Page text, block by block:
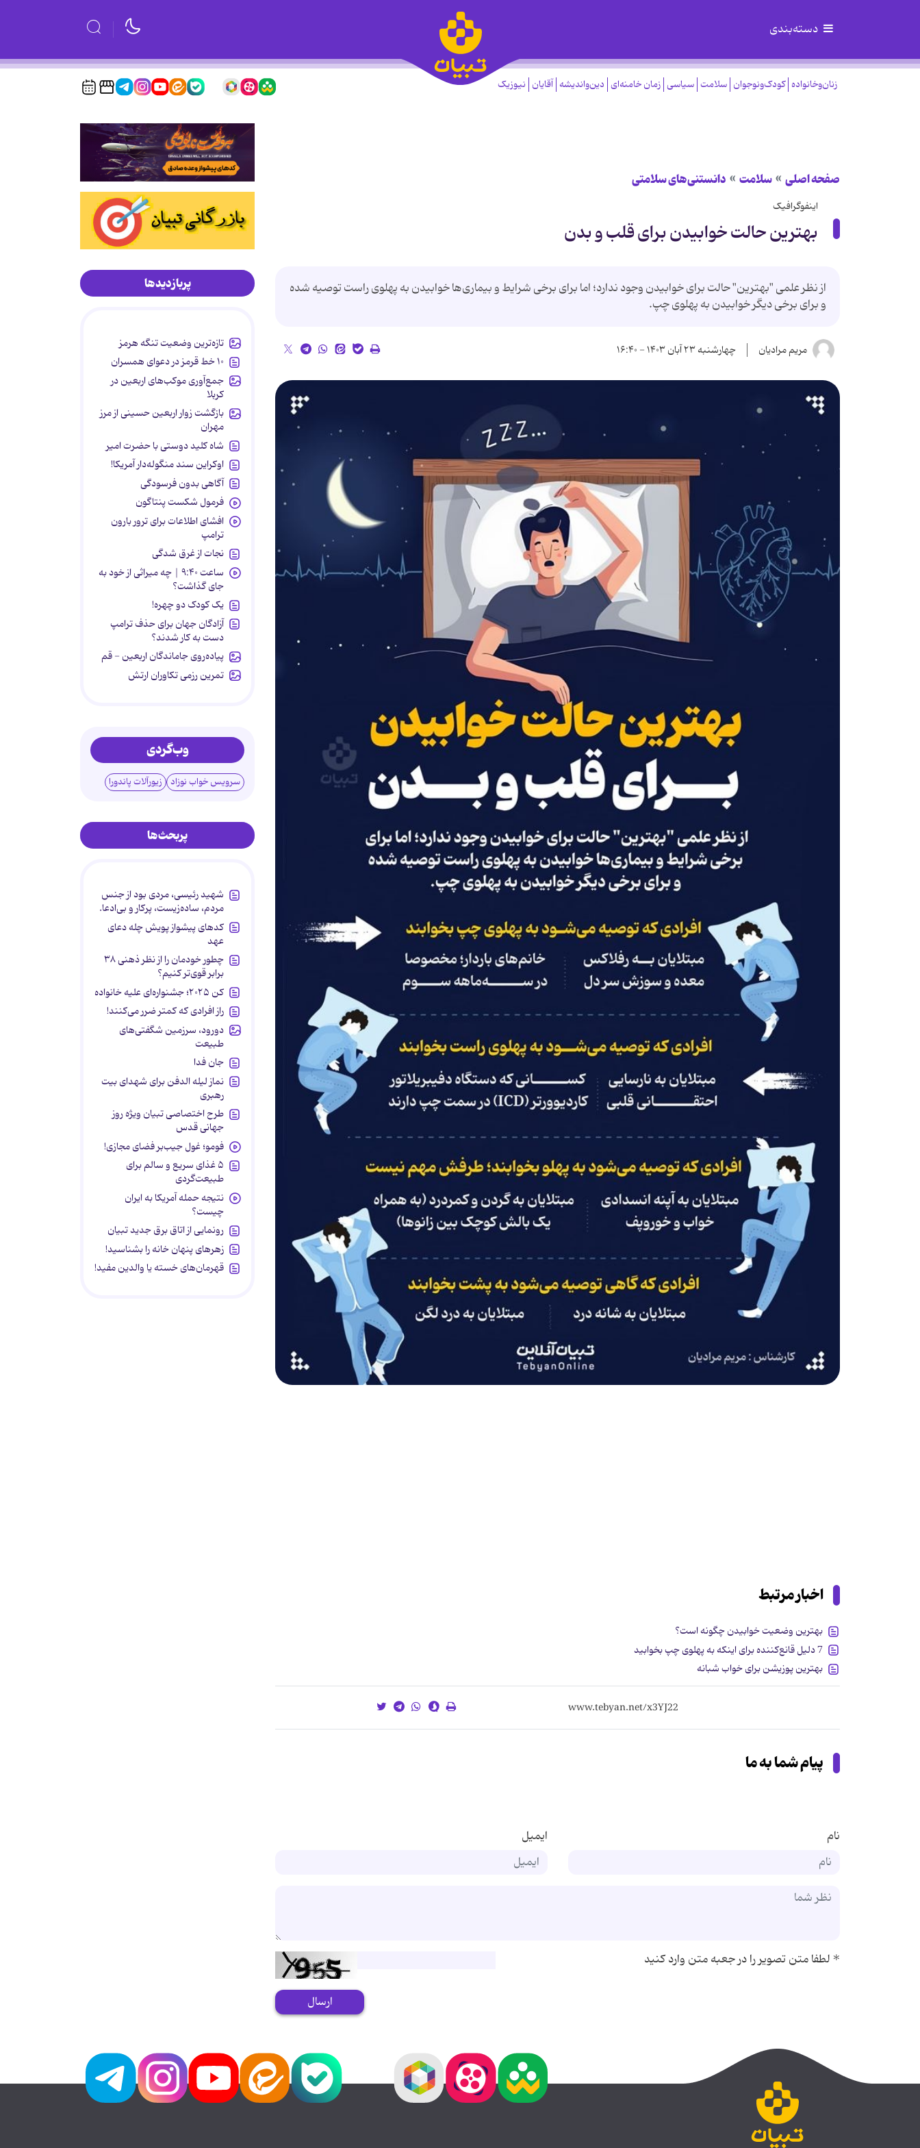
دسته‌بندی
زنان‌وخانواده کودک‌ونوجوان سلامت سیاسی زمان خامنه‌ای دین‌واندیشه آقایان نیوزیک
صفحه اصلی سلامت دانستنی‌های سلامتی
اینفوگرافیک
بهترین حالت خوابیدن برای قلب و بدن
از نظر علمی "بهترین" حالت برای خوابیدن وجود ندارد؛ اما برای برخی شرایط و بیماری‌ها خوابیدن به پهلوی راست توصیه شده
و برای برخی دیگر خوابیدن به پهلوی چپ.
مریم مرادیان چهارشنبه ۲۳ آبان ۱۴۰۳ - ۱۶:۴۰
اخبار مرتبط
بهترین وضعیت خوابیدن چگونه است؟
7 دلیل قانع‌کننده برای اینکه به پهلوی چپ بخوابید
بهترین پوزیشن برای خواب شبانه
پیام شما به ما
نام ایمیل
*لطفا متن تصویر را در جعبه متن وارد کنید
ارسال
پربازدیدها
تازه‌ترین وضعیت تنگه هرمز
۱۰ خط قرمز در دعوای همسران
جمع‌آوری موکب‌های اربعین در
کربلا
بازگشت زوار اربعین حسینی از مرز
مهران
شاه کلید دوستی با حضرت امیر
اوکراین سند منگوله‌دار آمریکا!
آگاهی بدون فرسودگی
فرمول شکست پنتاگون
افشای اطلاعات برای ترور بارون
ترامپ
نجات از غرق شدگی
ساعت ۹:۴۰ | چه میراثی از خود به
جای گذاشت؟
یک کودک دو چهره!
آزادگان جهان برای حذف ترامپ
دست به کار شدند؟
پیاده‌روی جاماندگان اربعین - قم
تمرین رزمی تکاوران ارتش
وب‌گردی
سرویس خواب نوزاد زیورآلات پاندورا
پربحث‌ها
شهید رئیسی، مردی بود از جنس
مردم، ساده‌زیست، پرکار و بی‌ادعا.
کدهای پیشواز پویش چله دعای
عهد
چطور خودمان را از نظر ذهنی ۳۸
برابر قوی‌تر کنیم؟
کن ۲۰۲۵؛ جشنواره‌ای علیه خانواده
راز افرادی که کمتر ضرر می‌کنند!
دورود، سرزمین شگفتی‌های
طبیعت
جان فدا
نماز لیله الدفن برای شهدای بیت
رهبری
طرح اختصاصی تبیان ویژه روز
جهانی قدس
فومو؛ غول جیب‌بر فضای مجازی!
۵ غذای سریع و سالم برای
طبیعت‌گردی
نتیجه حمله آمریکا به ایران
چیست؟
رونمایی از اتاق برق جدید تبیان
زهرهای پنهان خانه را بشناسید!
قهرمان‌های خسته یا والدین مفید!